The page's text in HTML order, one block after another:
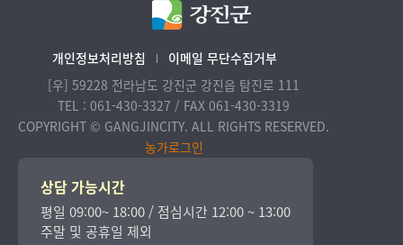
개인정보처리방침
이메일 무단수집거부
[우] 59228 전라남도 강진군 강진읍 탐진로 111
TEL : 061-430-3327 / FAX 061-430-3319
COPYRIGHT © GANGJINCITY. ALL RIGHTS RESERVED.
농가로그인
상담 가능시간
평일 09:00~ 18:00 / 점심시간 12:00 ~ 13:00
주말 및 공휴일 제외